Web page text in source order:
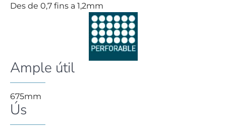
Des de 0,7 fins a 1,2mm
Ample útil
675mm
Ús